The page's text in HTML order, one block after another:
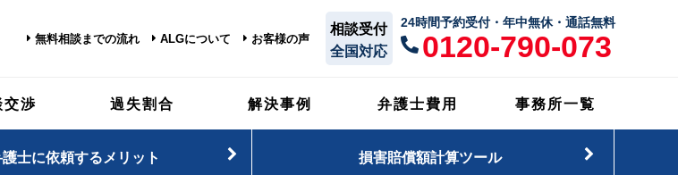
無料相談までの流れ ALGについて お客様の声
相談受付
全国対応
24時間予約受付・年中無休・通話無料
0120-790-073
交渉 過失割合 解決事例 弁護士費用 事務所一覧
士に依頼するメリット 損害賠償額計算ツール